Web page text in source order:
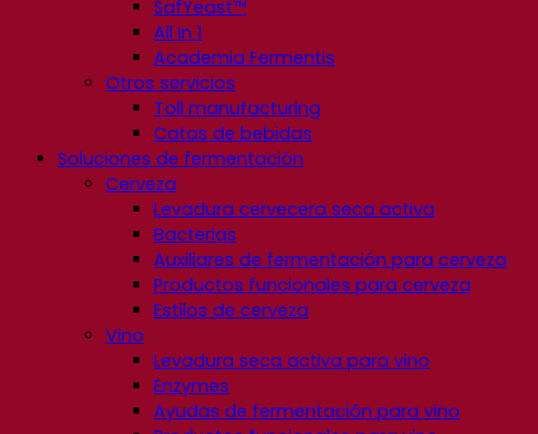
SafYeast™
All In 1
Academia Fermentis
Otros servicios
Toll manufacturing
Catas de bebidas
Soluciones de fermentación
Cerveza
Levadura cervecera seca activa
Bacterias
Auxiliares de fermentación para cerveza
Productos funcionales para cerveza
Estilos de cerveza
Vino
Levadura seca activa para vino
Enzymes
Ayudas de fermentación para vino